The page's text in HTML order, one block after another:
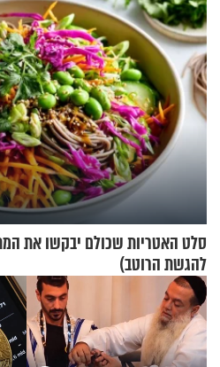
סלט האטריות שכולם יבקשו את
להגשת הרוטב)